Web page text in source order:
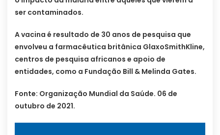
ser contaminados.
A vacina é resultado de 30 anos de pesquisa que
envolveu a farmacêutica britânica GlaxoSmithKline,
centros de pesquisa africanos e apoio de
entidades, como a Fundação Bill & Melinda Gates.
Fonte: Organização Mundial da Saúde. 06 de
outubro de 2021.